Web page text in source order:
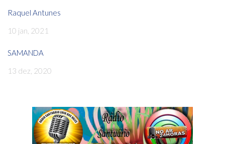
Raquel Antunes
10 jan, 2021
SAMANDA
13 dez, 2020